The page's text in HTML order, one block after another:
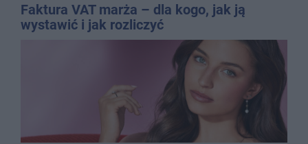
Faktura VAT marża – dla kogo, jak ją
wystawić i jak rozliczyć